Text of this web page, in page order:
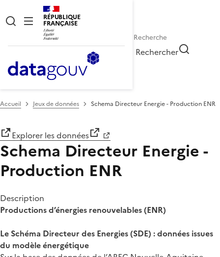
RÉPUBLIQUE
FRANÇAISE
Rechercher
Accueil Jeux de données Schema Directeur Energie - Production ENR
Explorer les données
Schema Directeur Energie -
Production ENR
Description
Productions d’énergies renouvelables (ENR)
Le Schéma Directeur des Energies (SDE) : données issues
du modèle énergétique